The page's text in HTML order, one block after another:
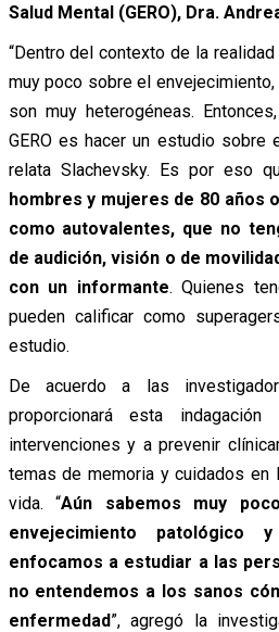
Salud Mental (GERO), Dra.
“Dentro del contexto de la
muy poco sobre el
son muy heterogéneas.
GERO es hacer un estudio sobre
relata Slachevsky. Es por eso
hombres y mujeres de 80 años
como autovalentes, que no
de audición, visión o de
con un informante. Quienes
pueden calificar como
estudio.
De acuerdo a las
proporcionará esta
intervenciones y a prevenir
temas de memoria y cuidados
vida. “Aún sabemos muy
envejecimiento patológico
enfocamos a estudiar a las
no entendemos a los sanos
enfermedad”, agregó la